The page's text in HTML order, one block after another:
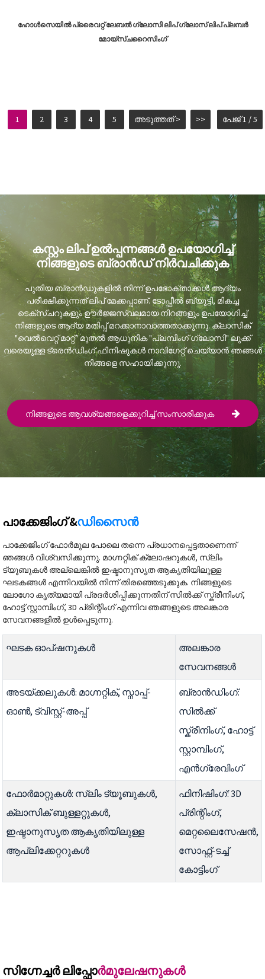
ഹോൾസെയിൽ പ്രൈവറ്റ് ലേബൽ ഗ്ലോസി ലിപ് ഗ്ലോസ് ലിപ് പ്ലമ്പർ
മോയ്സ്ചറൈസിംഗ്
1 2 3 4 5 അടുത്തത് > >> പേജ് 1 / 5
കസ്റ്റം ലിപ് ഉൽപ്പന്നങ്ങൾ ഉപയോഗിച്ച്
നിങ്ങളുടെ ബ്രാൻഡ് നിർവചിക്കുക
പുതിയ ബ്രാൻഡുകളിൽ നിന്ന് ഉപഭോക്താക്കൾ ആദ്യം
പരീക്ഷിക്കുന്നത് ലിപ് മേക്കപ്പാണ്. ടോപ്ഫീൽ ബ്യൂട്ടി, മികച്ച
ടെക്സ്ചറുകളും ഊർജ്ജസ്വലമായ നിറങ്ങളും ഉപയോഗിച്ച്
നിങ്ങളുടെ ആദ്യ മതിപ്പ് മറക്കാനാവാത്തതാക്കുന്നു. ക്ലാസിക്
"വെൽവെറ്റ് മാറ്റ്" മുതൽ ആധുനിക "പ്ലമ്പിംഗ് ഗ്ലോസി" ലുക്ക്
വരെയുള്ള ട്രെൻഡിംഗ് ഫിനിഷുകൾ നാവിഗേറ്റ് ചെയ്യാൻ ഞങ്ങൾ
നിങ്ങളെ സഹായിക്കുന്നു.
നിങ്ങളുടെ ആവശ്യങ്ങളെക്കുറിച്ച് സംസാരിക്കുക
പാക്കേജിംഗ് &ഡിസൈൻ
പാക്കേജിംഗ് ഫോർമുല പോലെ തന്നെ പ്രധാനപ്പെട്ടതാണെന്ന്
ഞങ്ങൾ വിശ്വസിക്കുന്നു. മാഗ്നറ്റിക് ക്ലോഷറുകൾ, സ്ലിം
ട്യൂബുകൾ അല്ലെങ്കിൽ ഇഷ്ടാനുസൃത ആകൃതിയിലുള്ള
ഘടകങ്ങൾ എന്നിവയിൽ നിന്ന് തിരഞ്ഞെടുക്കുക. നിങ്ങളുടെ
ലോഗോ കൃത്യമായി പ്രദർശിപ്പിക്കുന്നതിന് സിൽക്ക് സ്ക്രീനിംഗ്,
ഹോട്ട് സ്റ്റാമ്പിംഗ്, 3D പ്രിന്റിംഗ് എന്നിവ ഞങ്ങളുടെ അലങ്കാര
സേവനങ്ങളിൽ ഉൾപ്പെടുന്നു.
ഘടക ഓപ്ഷനുകൾ
അലങ്കാര
സേവനങ്ങൾ
അടയ്ക്കലുകൾ: മാഗ്നറ്റിക്, സ്നാപ്പ്-
ഓൺ, ട്വിസ്റ്റ്-അപ്പ്
ബ്രാൻഡിംഗ്:
സിൽക്ക്
സ്ക്രീനിംഗ്, ഹോട്ട്
സ്റ്റാമ്പിംഗ്,
എൻഗ്രേവിംഗ്
ഫോർമാറ്റുകൾ: സ്ലിം ട്യൂബുകൾ,
ക്ലാസിക് ബുള്ളറ്റുകൾ,
ഇഷ്ടാനുസൃത ആകൃതിയിലുള്ള
ആപ്ലിക്കേറ്ററുകൾ
ഫിനിഷിംഗ്: 3D
പ്രിന്റിംഗ്,
മെറ്റലൈസേഷൻ,
സോഫ്റ്റ്-ടച്ച്
കോട്ടിംഗ്
സിഗ്നേച്ചർ ലിപ്ഫോർമുലേഷനുകൾ